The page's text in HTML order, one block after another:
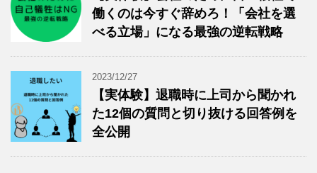
働くのは今すぐ辞めろ！「会社を選
べる立場」になる最強の逆転戦略
2023/12/27
【実体験】退職時に上司から聞かれ
た12個の質問と切り抜ける回答例を
全公開